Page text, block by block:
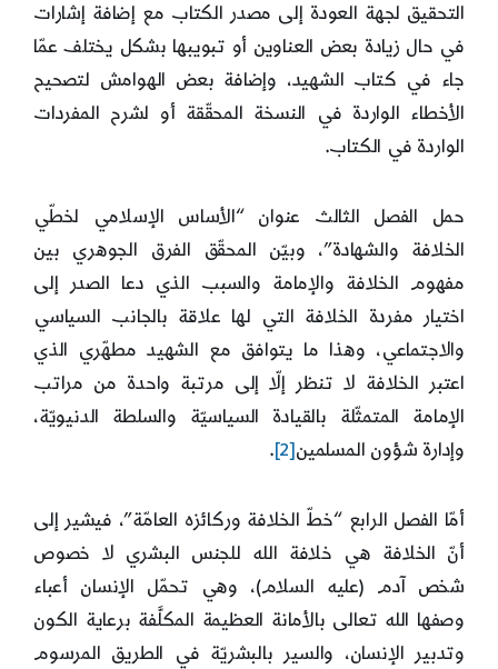
التحقيق لجهة العودة إلى مصدر الكتاب مع إضافة إشارات
في حال زيادة بعض العناوين أو تبويبها بشكل يختلف عمّا
جاء في كتاب الشهيد، وإضافة بعض الهوامش لتصحيح
الأخطاء الواردة في النسخة المحقّقة أو لشرح المفردات
الواردة في الكتاب.
حمل الفصل الثالث عنوان “الأساس الإسلامي لخطّي
الخلافة والشهادة”، وبيّن المحقّق الفرق الجوهري بين
مفهوم الخلافة والإمامة والسبب الذي دعا الصدر إلى
اختيار مفردة الخلافة التي لها علاقة بالجانب السياسي
والاجتماعي، وهذا ما يتوافق مع الشهيد مطهّري الذي
اعتبر الخلافة لا تنظر إلّا إلى مرتبة واحدة من مراتب
الإمامة المتمثّلة بالقيادة السياسيّة والسلطة الدنيويّة،
وإدارة شؤون المسلمين[2]
.
أمّا الفصل الرابع “خطّ الخلافة وركائزه العامّة”، فيشير إلى
أنّ الخلافة هي خلافة الله للجنس البشري لا خصوص
شخص آدم (عليه السلام)، وهي تحمّل الإنسان أعباء
وصفها الله تعالى بالأمانة العظيمة المكلَّفة برعاية الكون
وتدبير الإنسان، والسير بالبشريّة في الطريق المرسوم